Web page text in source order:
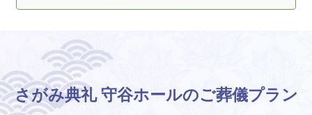
さがみ典礼 守谷ホールのご葬儀プラン